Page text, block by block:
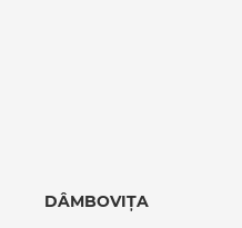
DÂMBOVIȚA